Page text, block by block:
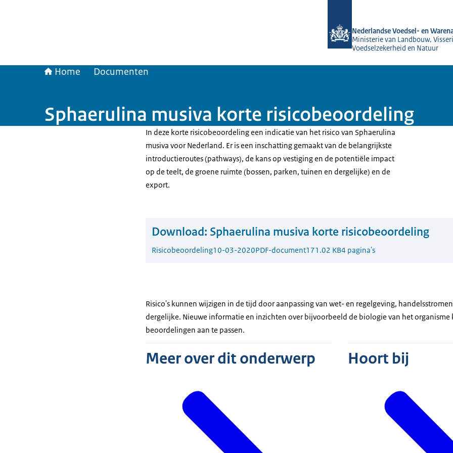
Nederlandse Voedsel- en
Ministerie van Landbouw,
Voedselzekerheid en Natuur
Home Documenten
Sphaerulina musiva korte risicobeoordeling
In deze korte risicobeoordeling een indicatie van het risico van Sphaerulina
musiva voor Nederland. Er is een inschatting gemaakt van de belangrijkste
introductieroutes (pathways), de kans op vestiging en de potentiële impact
op de teelt, de groene ruimte (bossen, parken, tuinen en dergelijke) en de
export.
Download: Sphaerulina musiva korte risicobeoordeling
Risicobeoordeling10-03-2020PDF-document171.02 KB4 pagina's
Risico's kunnen wijzigen in de tijd door aanpassing van wet- en regelgeving,
dergelijke. Nieuwe informatie en inzichten over bijvoorbeeld de biologie van het
beoordelingen aan te passen.
Meer over dit onderwerp Hoort bij